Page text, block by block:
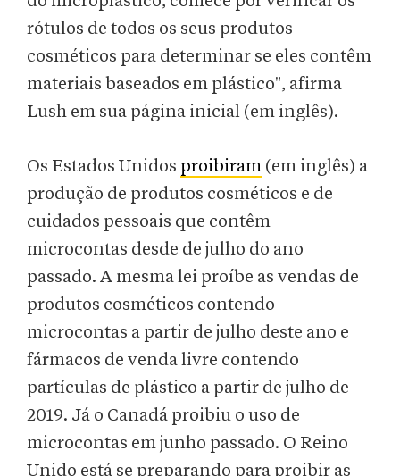
rótulos de todos os seus produtos
cosméticos para determinar se eles contêm
materiais baseados em plástico", afirma
Lush em sua página inicial (em inglês).
Os Estados Unidos proibiram (em inglês) a
produção de produtos cosméticos e de
cuidados pessoais que contêm
microcontas desde de julho do ano
passado. A mesma lei proíbe as vendas de
produtos cosméticos contendo
microcontas a partir de julho deste ano e
fármacos de venda livre contendo
partículas de plástico a partir de julho de
2019. Já o Canadá proibiu o uso de
microcontas em junho passado. O Reino
Unido está se preparando para proibir as